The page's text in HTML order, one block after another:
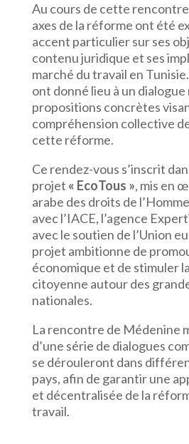
Au cours de cette
axes de la réforme ont été
accent particulier sur ses
contenu juridique et ses
marché du travail en
ont donné lieu à un
propositions concrètes
compréhension collective
cette réforme.
Ce rendez-vous s’inscrit
projet « EcoTous », mis en
arabe des droits de
avec l’IACE, l’agence
avec le soutien de l’Union
projet ambitionne de
économique et de stimuler
citoyenne autour des
nationales.
La rencontre de Médenine
d’une série de dialogues
se dérouleront dans
pays, afin de garantir une
et décentralisée de la
travail.